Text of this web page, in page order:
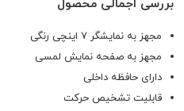
بررسی اجمالی محصول
مجهز به نمایشگر 7 اینچی رنگی
مجهز به صفحه نمایش لمسی
دارای حافظه داخلی
قابلیت تشخیص حرکت